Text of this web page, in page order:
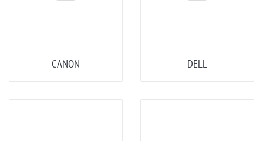
CANON DELL